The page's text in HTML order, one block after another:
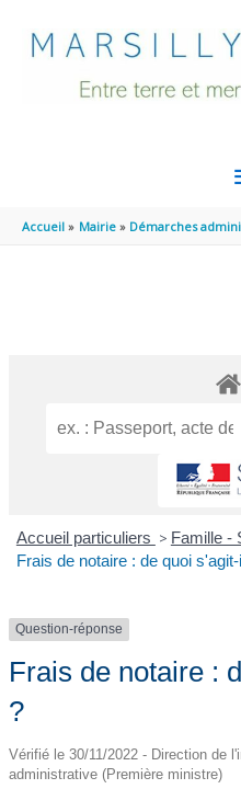
Accueil Mairie Démarches
Accueil particuliers > Famille -
Frais de notaire : de quoi
Question-réponse
Frais de notaire :
?
Vérifié le 30/11/2022 - Direction de
administrative (Première ministre)